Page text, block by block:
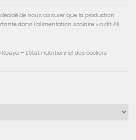
de nous assurer que la production
dans l’alimentation scolaire » a dit Ali
Kouya – L’état nutritionnel des écoliers